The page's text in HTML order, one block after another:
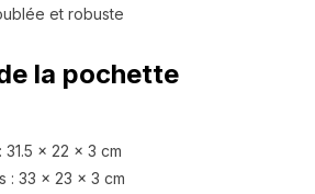
et robuste
la pochette
x 22 x 3 cm
: 33 x 23 x 3 cm